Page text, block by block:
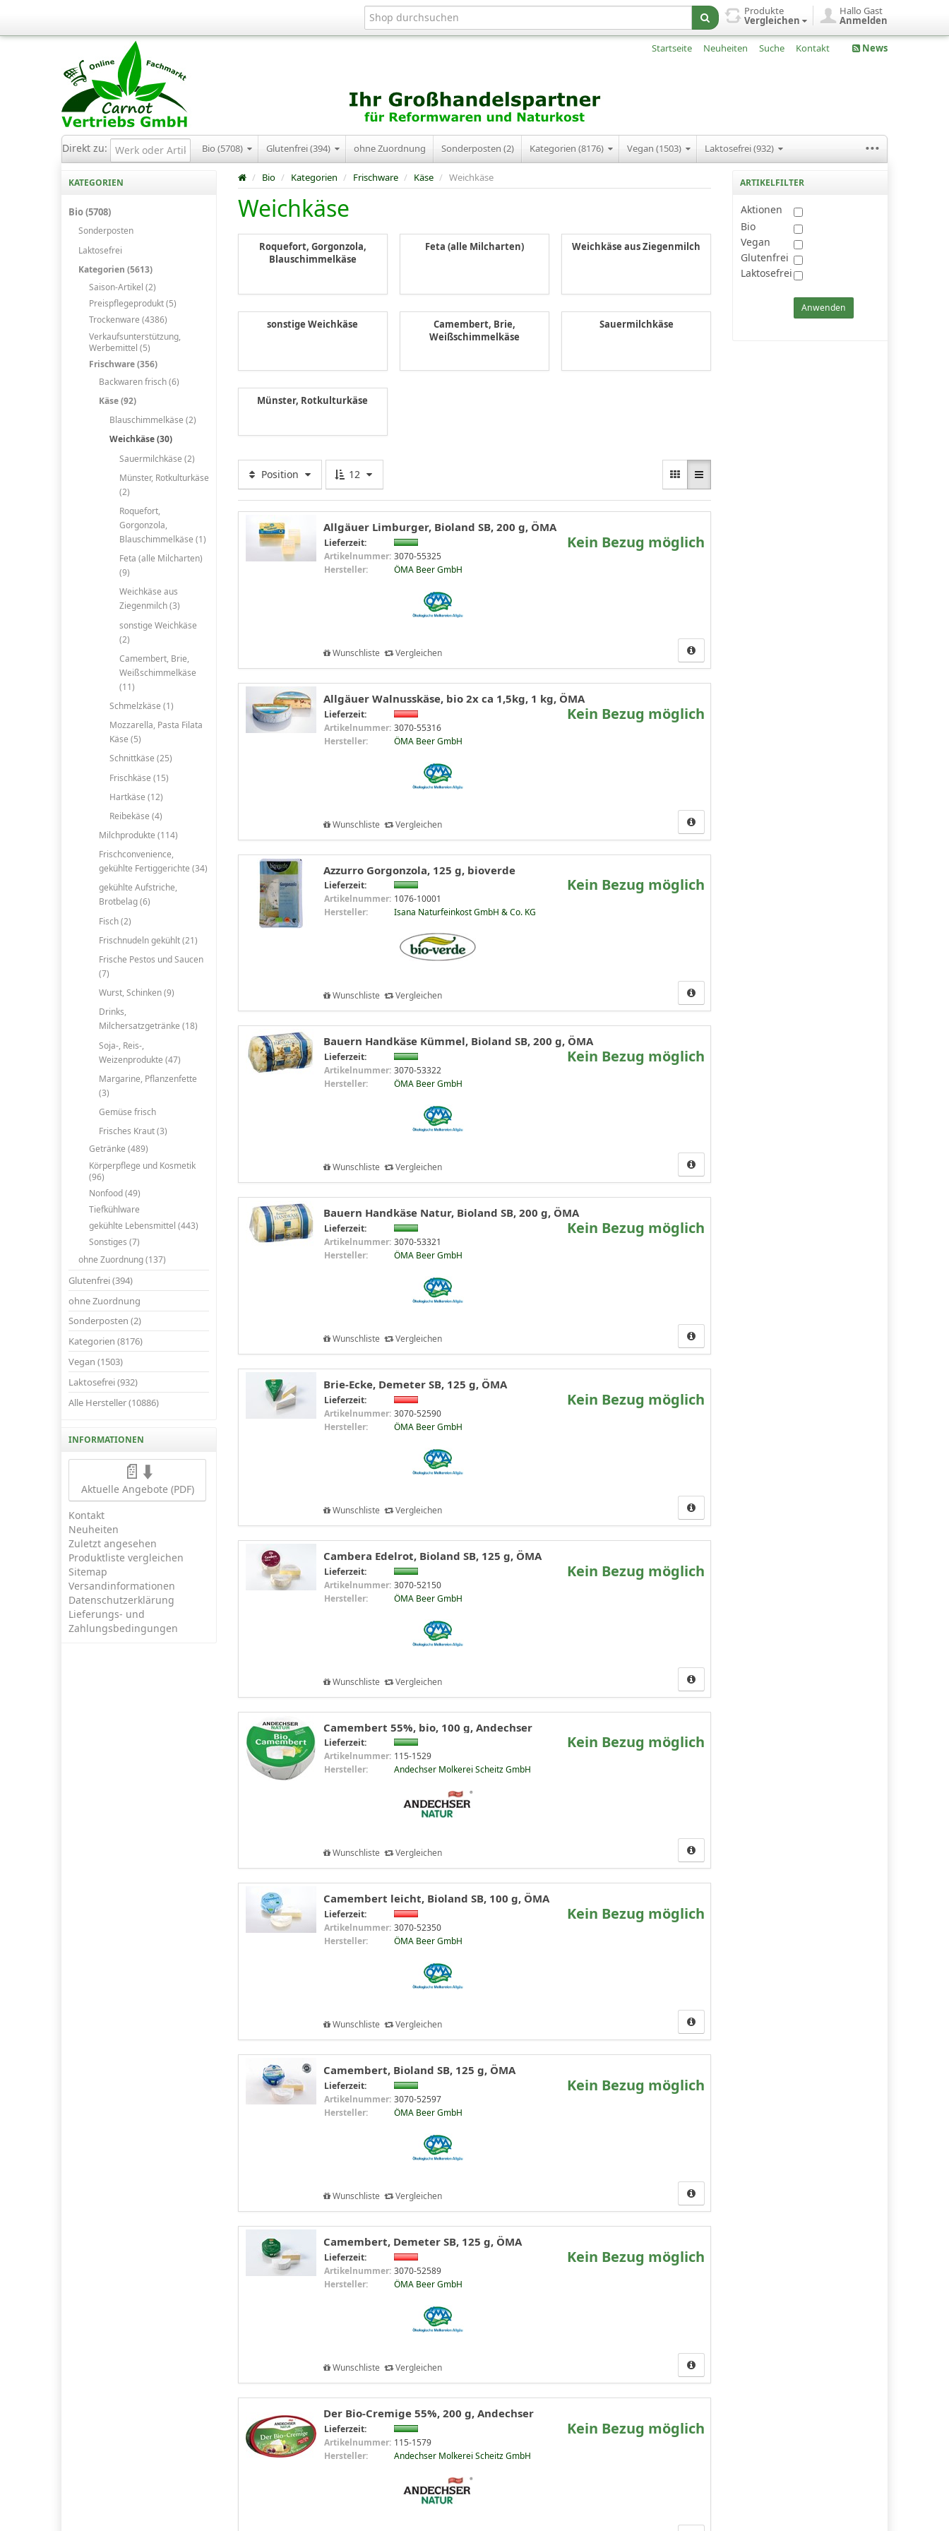
Hallo Gast
Anmelden
Produkte
Vergleichen
Startseite Neuheiten Suche Kontakt News
Direkt zu: Bio (5708) Glutenfrei (394) ohne Zuordnung Sonderposten (2) Kategorien (8176) Vegan (1503) Laktosefrei (932) ...
KATEGORIEN
Bio (5708)
Sonderposten
Laktosefrei
Kategorien (5613)
Saison-Artikel (2)
Preispflegeprodukt (5)
Trockenware (4386)
Verkaufsunterstützung,
Werbemittel (5)
Frischware (356)
Backwaren frisch (6)
Käse (92)
Blauschimmelkäse (2)
Weichkäse (30)
Sauermilchkäse (2)
Münster, Rotkulturkäse
(2)
Roquefort,
Gorgonzola,
Blauschimmelkäse (1)
Feta (alle Milcharten)
(9)
Weichkäse aus
Ziegenmilch (3)
sonstige Weichkäse
(2)
Camembert, Brie,
Weißschimmelkäse
(11)
Schmelzkäse (1)
Mozzarella, Pasta Filata
Käse (5)
Schnittkäse (25)
Frischkäse (15)
Hartkäse (12)
Reibekäse (4)
Milchprodukte (114)
Frischconvenience,
gekühlte Fertiggerichte (34)
gekühlte Aufstriche,
Brotbelag (6)
Fisch (2)
Frischnudeln gekühlt (21)
Frische Pestos und Saucen
(7)
Wurst, Schinken (9)
Drinks,
Milchersatzgetränke (18)
Soja-, Reis-,
Weizenprodukte (47)
Margarine, Pflanzenfette
(3)
Gemüse frisch
Frisches Kraut (3)
Getränke (489)
Körperpflege und Kosmetik
(96)
Nonfood (49)
Tiefkühlware
gekühlte Lebensmittel (443)
Sonstiges (7)
ohne Zuordnung (137)
Glutenfrei (394)
ohne Zuordnung
Sonderposten (2)
Kategorien (8176)
Vegan (1503)
Laktosefrei (932)
Alle Hersteller (10886)
INFORMATIONEN
📄⬇️
Aktuelle Angebote (PDF)
Kontakt
Neuheiten
Zuletzt angesehen
Produktliste vergleichen
Sitemap
Versandinformationen
Datenschutzerklärung
Lieferungs- und
Zahlungsbedingungen
/ Bio / Kategorien / Frischware / Käse / Weichkäse
Weichkäse
Roquefort, Gorgonzola,
Blauschimmelkäse
Feta (alle Milcharten) Weichkäse aus Ziegenmilch
sonstige Weichkäse
Camembert, Brie,
Weißschimmelkäse
Sauermilchkäse
Münster, Rotkulturkäse
Position 12
Allgäuer Limburger, Bioland SB, 200 g, ÖMA
Lieferzeit:
Artikelnummer: 3070-55325
Hersteller:
ÖMA Beer GmbH
Kein Bezug möglich
Wunschliste Vergleichen
Allgäuer Walnusskäse, bio 2x ca 1,5kg, 1 kg, ÖMA
Lieferzeit:
Artikelnummer: 3070-55316
Hersteller:
ÖMA Beer GmbH
Kein Bezug möglich
Wunschliste Vergleichen
Azzurro Gorgonzola, 125 g, bioverde
Lieferzeit:
Artikelnummer: 1076-10001
Hersteller:
Isana Naturfeinkost GmbH & Co. KG
Kein Bezug möglich
Wunschliste Vergleichen
Bauern Handkäse Kümmel, Bioland SB, 200 g, ÖMA
Lieferzeit:
Artikelnummer: 3070-53322
Hersteller:
ÖMA Beer GmbH
Kein Bezug möglich
Wunschliste Vergleichen
Bauern Handkäse Natur, Bioland SB, 200 g, ÖMA
Lieferzeit:
Artikelnummer: 3070-53321
Hersteller:
ÖMA Beer GmbH
Kein Bezug möglich
Wunschliste Vergleichen
Brie-Ecke, Demeter SB, 125 g, ÖMA
Lieferzeit:
Artikelnummer: 3070-52590
Hersteller:
ÖMA Beer GmbH
Kein Bezug möglich
Wunschliste Vergleichen
Cambera Edelrot, Bioland SB, 125 g, ÖMA
Lieferzeit:
Artikelnummer: 3070-52150
Hersteller:
ÖMA Beer GmbH
Kein Bezug möglich
Wunschliste Vergleichen
Camembert 55%, bio, 100 g, Andechser
Lieferzeit:
Artikelnummer: 115-1529
Hersteller:
Andechser Molkerei Scheitz GmbH
Kein Bezug möglich
Wunschliste Vergleichen
Camembert leicht, Bioland SB, 100 g, ÖMA
Lieferzeit:
Artikelnummer: 3070-52350
Hersteller:
ÖMA Beer GmbH
Kein Bezug möglich
Wunschliste Vergleichen
Camembert, Bioland SB, 125 g, ÖMA
Lieferzeit:
Artikelnummer: 3070-52597
Hersteller:
ÖMA Beer GmbH
Kein Bezug möglich
Wunschliste Vergleichen
Camembert, Demeter SB, 125 g, ÖMA
Lieferzeit:
Artikelnummer: 3070-52589
Hersteller:
ÖMA Beer GmbH
Kein Bezug möglich
Wunschliste Vergleichen
Der Bio-Cremige 55%, 200 g, Andechser
Lieferzeit:
Artikelnummer: 115-1579
Hersteller:
Andechser Molkerei Scheitz GmbH
Kein Bezug möglich
ARTIKELFILTER
Aktionen
Bio
Vegan
Glutenfrei
Laktosefrei